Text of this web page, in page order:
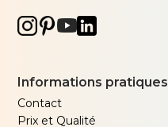
Informations pratiques
Contact
Prix et Qualité